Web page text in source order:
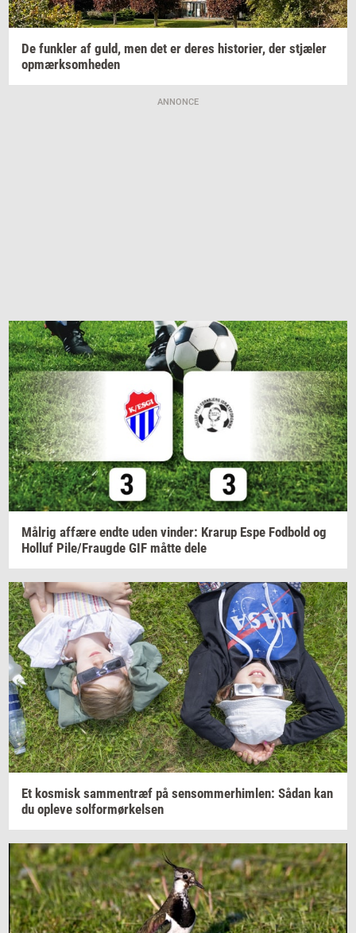
De funk­ler af guld, men det er deres hi­sto­ri­er, der stjæ­ler
op­mærk­som­he­den
ANNONCE
Må­l­rig af­fæ­re endte uden vin­der: Krarup Espe Fod­bold og
Hol­luf Pile/Fraug­de GIF måtte dele
Et kos­misk sam­men­træf på sen­som­mer­him­len: Sådan kan
du op­le­ve sol­for­mør­kel­sen